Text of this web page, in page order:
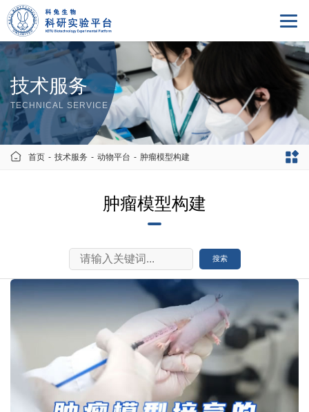
技术服务
TECHNICAL SERVICE
首页 - 技术服务 - 动物平台 - 肿瘤模型构建
肿瘤模型构建